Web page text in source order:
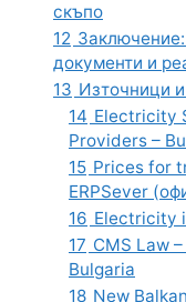
скъпо
12
документи и
13 Източници
14 Electricity
Providers –
15 Prices for
ERPSever
16 Electricity
17 CMS Law
Bulgaria
18 New